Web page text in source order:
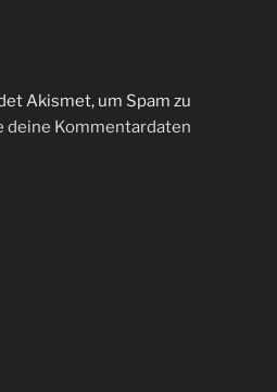
Akismet, um Spam zu
deine Kommentardaten